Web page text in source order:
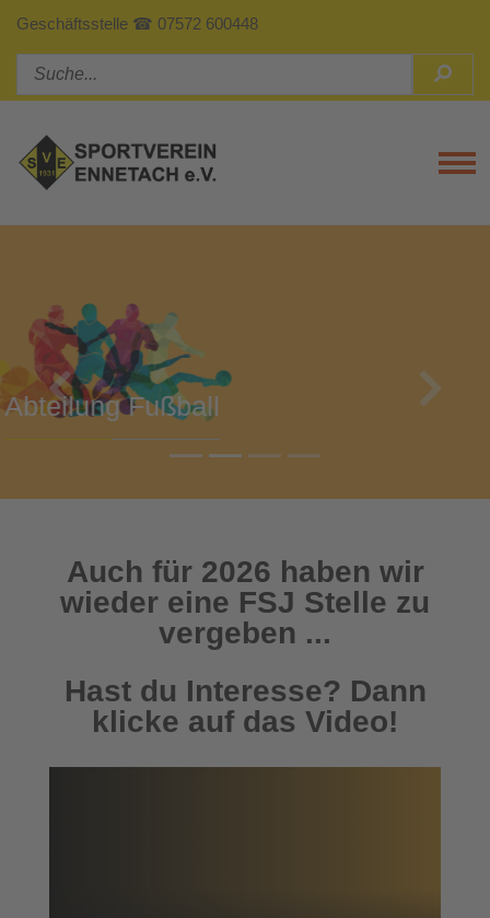
Geschäftsstelle ☎ 07572 600448
Abteilung Turnen
Previous
Auch für 2026 haben wir
wieder eine FSJ Stelle zu
vergeben ...
Hast du Interesse? Dann
klicke auf das Video!